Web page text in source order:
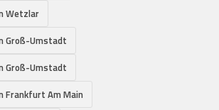
Wetzlar
Groß-Umstadt
Groß-Umstadt
Frankfurt Am Main